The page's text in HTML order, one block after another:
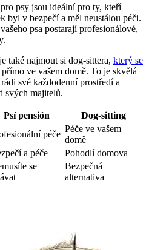
psy jsou ideální pro ty, kteří
byl v bezpečí a měl neustálou péči.
psa postarají profesionálové,
také najmout si dog-sittera, který se
přímo ve vašem domě. To je skvělá
své každodenní prostředí a
svých majitelů.
Psí pensión
Dog-sitting
péče
Péče ve vašem
domě
a péče
Pohodlí domova
se
Bezpečná
alternativa